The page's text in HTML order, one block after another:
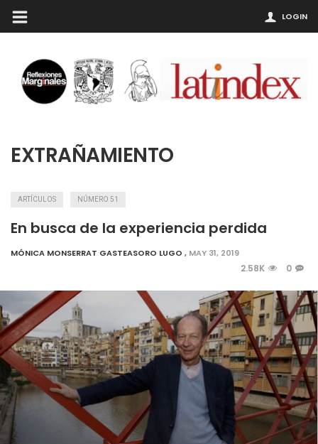
LOGIN
EXTRAÑAMIENTO
ARTÍCULOS NÚMERO 51
En busca de la experiencia perdida
MÓNICA MONSERRAT GASTEASORO LUGO , MAY 31, 2019
2.58K 0